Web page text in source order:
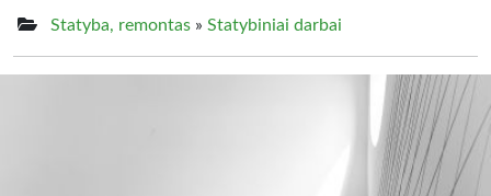
Statyba, remontas » Statybiniai darbai